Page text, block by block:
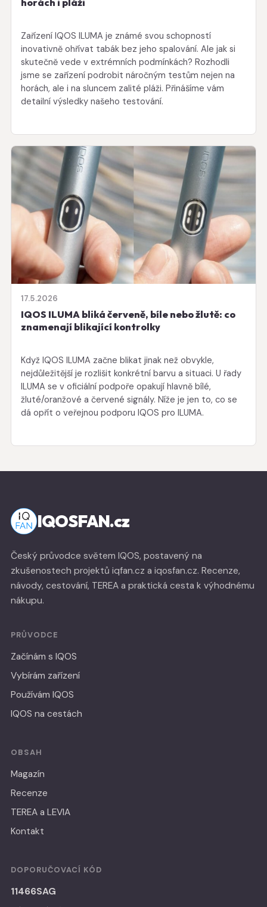
horách i pláži
Zařízení IQOS ILUMA je známé svou schopností
inovativně ohřívat tabák bez jeho spalování. Ale jak si
skutečně vede v extrémních podmínkách? Rozhodli
jsme se zařízení podrobit náročným testům nejen na
horách, ale i na sluncem zalité pláži. Přinášíme vám
detailní výsledky našeho testování.
17.5.2026
IQOS ILUMA bliká červeně, bíle nebo žlutě: co
znamenají blikající kontrolky
Když IQOS ILUMA začne blikat jinak než obvykle,
nejdůležitější je rozlišit konkrétní barvu a situaci. U řady
ILUMA se v oficiální podpoře opakují hlavně bílé,
žluté/oranžové a červené signály. Níže je jen to, co se
dá opřít o veřejnou podporu IQOS pro ILUMA.
IQOSFAN.cz
Český průvodce světem IQOS, postavený na
zkušenostech projektů iqfan.cz a iqosfan.cz. Recenze,
návody, cestování, TEREA a praktická cesta k výhodnému
nákupu.
PRŮVODCE
Začínám s IQOS
Vybírám zařízení
Používám IQOS
IQOS na cestách
OBSAH
Magazín
Recenze
TEREA a LEVIA
Kontakt
DOPORUČOVACÍ KÓD
11466SAG